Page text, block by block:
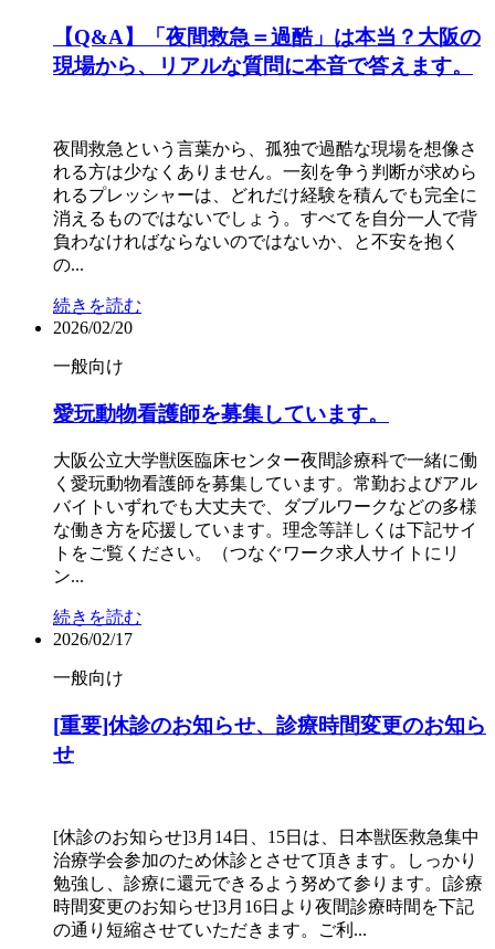
【Q&A】「夜間救急＝過酷」は本当？大阪の
現場から、リアルな質問に本音で答えます。
夜間救急という言葉から、孤独で過酷な現場を想像さ
れる方は少なくありません。一刻を争う判断が求めら
れるプレッシャーは、どれだけ経験を積んでも完全に
消えるものではないでしょう。すべてを自分一人で背
負わなければならないのではないか、と不安を抱く
の...
続きを読む
2026/02/20
一般向け
愛玩動物看護師を募集しています。
大阪公立大学獣医臨床センター夜間診療科で一緒に働
く愛玩動物看護師を募集しています。常勤およびアル
バイトいずれでも大丈夫で、ダブルワークなどの多様
な働き方を応援しています。理念等詳しくは下記サイ
トをご覧ください。（つなぐワーク求人サイトにリ
ン...
続きを読む
2026/02/17
一般向け
[重要]休診のお知らせ、診療時間変更のお知ら
せ
[休診のお知らせ]3月14日、15日は、日本獣医救急集中
治療学会参加のため休診とさせて頂きます。しっかり
勉強し、診療に還元できるよう努めて参ります。[診療
時間変更のお知らせ]3月16日より夜間診療時間を下記
の通り短縮させていただきます。ご利...